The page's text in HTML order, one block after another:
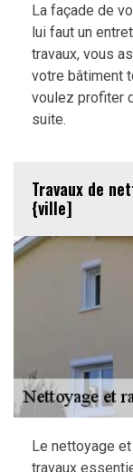
La façade de
lui faut un
travaux, vous
votre bâtiment
voulez profiter
suite.
Travaux de
{ville]
Le nettoyage
travaux